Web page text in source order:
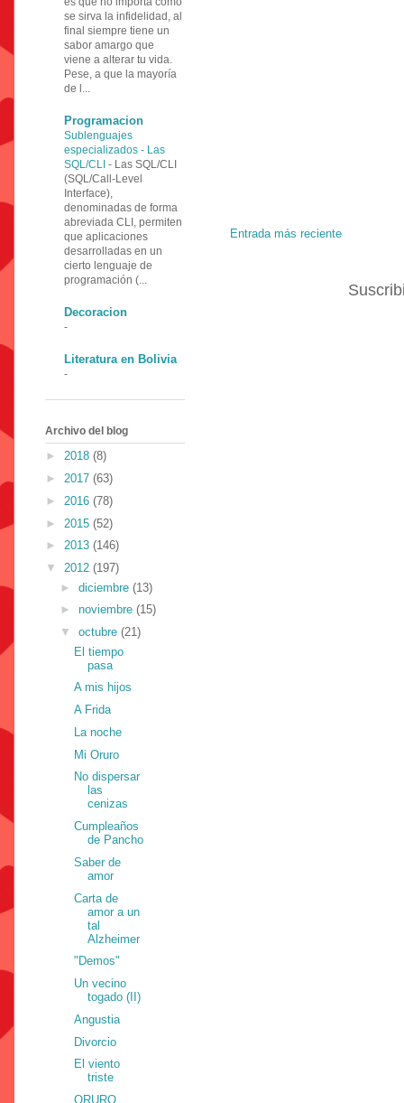
Entrada más reciente
se sirva la infidelidad, al
final siempre tiene un
sabor amargo que
viene a alterar tu vida.
Pese, a que la mayoría
de l...
Programacion
Sublenguajes
especializados - Las
SQL/CLI - Las SQL/CLI
(SQL/Call-Level
Interface),
denominadas de forma
abreviada CLI, permiten
que aplicaciones
desarrolladas en un
cierto lenguaje de
programación (...
Decoracion
-
Literatura en Bolivia
-
Archivo del blog
► 2018 (8)
► 2017 (63)
► 2016 (78)
► 2015 (52)
► 2013 (146)
▼ 2012 (197)
► diciembre (13)
► noviembre (15)
▼ octubre (21)
El tiempo
pasa
A mis hijos
A Frida
La noche
Mi Oruro
No dispersar
las
cenizas
Cumpleaños
de Pancho
Saber de
amor
Carta de
amor a un
tal
Alzheimer
"Demos"
Un vecino
togado (II)
Angustia
Divorcio
El viento
triste
ORURO